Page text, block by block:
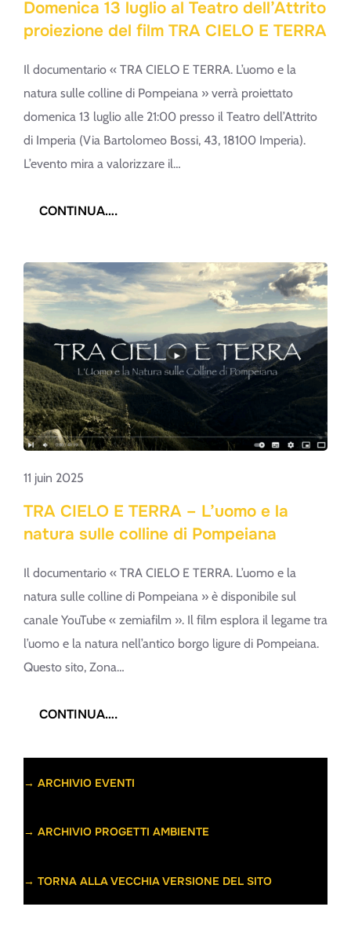
Domenica 13 luglio al Teatro dell’Attrito
proiezione del film TRA CIELO E TERRA
Il documentario « TRA CIELO E TERRA. L’uomo e la
natura sulle colline di Pompeiana » verrà proiettato
domenica 13 luglio alle 21:00 presso il Teatro dell’Attrito
di Imperia (Via Bartolomeo Bossi, 43, 18100 Imperia).
L’evento mira a valorizzare il…
CONTINUA….:
LUGLIO
AL
DELL’ATTRITO
PROIEZIONE
DEL
FILM
TRA
TERRA
11 juin 2025
TRA CIELO E TERRA – L’uomo e la
natura sulle colline di Pompeiana
Il documentario « TRA CIELO E TERRA. L’uomo e la
natura sulle colline di Pompeiana » è disponibile sul
canale YouTube « zemiafilm ». Il film esplora il legame tra
l’uomo e la natura nell’antico borgo ligure di Pompeiana.
Questo sito, Zona…
CONTINUA….:
CIELO
E
–
E
LA
→ ARCHIVIO EVENTI
→ ARCHIVIO PROGETTI AMBIENTE
→ TORNA ALLA VECCHIA VERSIONE DEL SITO